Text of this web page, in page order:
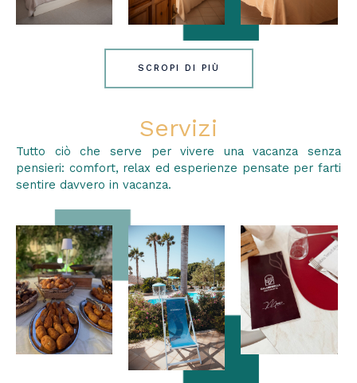
SCROPI DI PIÙ
Servizi
Tutto ciò che serve per vivere una vacanza senza
pensieri: comfort, relax ed esperienze pensate per farti
sentire davvero in vacanza.